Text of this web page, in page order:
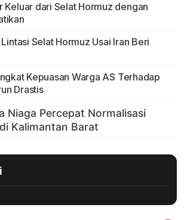
Keluar dari Selat Hormuz dengan
Selat Hormuz Usai Iran Beri
Kepuasan Warga AS Terhadap
Drastis